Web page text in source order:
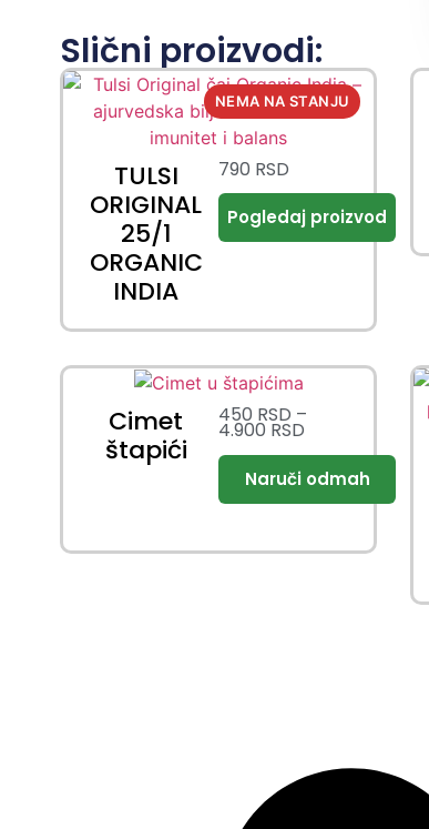
Slični proizvodi:
TULSI
ORIGINAL
25/1
ORGANIC
INDIA
790 RSD
Cimet
štapići
450 RSD –
4.900 RSD